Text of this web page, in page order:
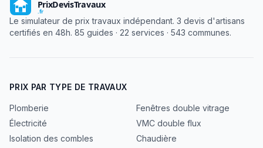
Le simulateur de prix travaux indépendant. 3 devis d'artisans
certifiés en 48h. 85 guides · 22 services · 543 communes.
PRIX PAR TYPE DE TRAVAUX
Plomberie
Électricité
Isolation des combles
Fenêtres double vitrage
VMC double flux
Chaudière